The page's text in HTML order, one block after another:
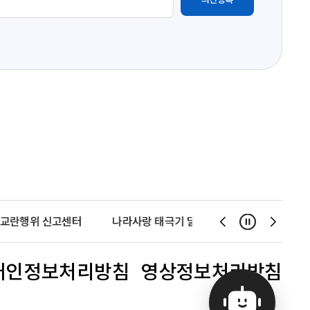
란행위 신고센터 나라사랑 태극기 달기 운동 천사운동
슬
라
이
드
이
슬
라
이
드
다
일시정지
인정보처리방침 영상정보처리방침